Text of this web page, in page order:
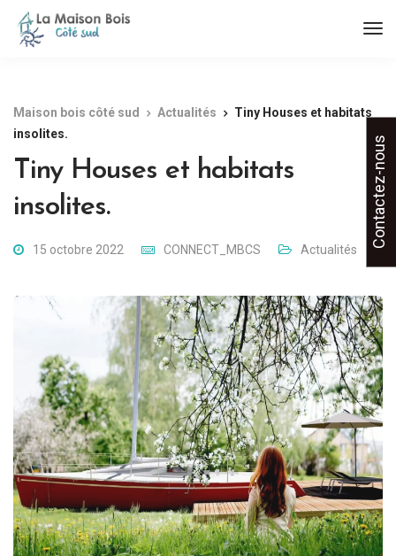
Maison bois côté sud Actualités
Tiny Houses et habitats
insolites.
Tiny Houses et habitats
insolites.
15 octobre 2022 CONNECT_MBCS Actualités
Contactez-nous